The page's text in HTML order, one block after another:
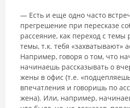
― Есть и еще одно часто
прегрешение при пересказе
рассеяние, как переход с темы
темы, т.к. тебя «захватывают»
Например, говоря о том, что
начинаешь рассказывать о
жены в офис (т.е.
впечатления и говоришь по
жена). Или, например,